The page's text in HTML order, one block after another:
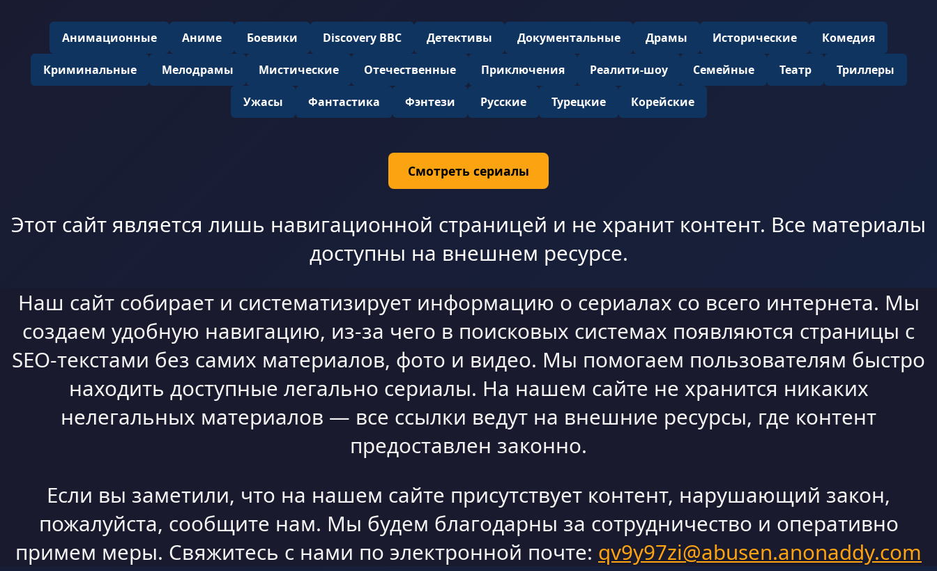
Анимационные Аниме Боевики Discovery BBC Детективы Документальные Драмы Исторические Комедия
Криминальные Мелодрамы Мистические Отечественные Приключения Реалити-шоу Семейные Театр Триллеры
Ужасы Фантастика Фэнтези Русские Турецкие Корейские
Смотреть сериалы
Этот сайт является лишь навигационной страницей и не хранит контент. Все материалы
доступны на внешнем ресурсе.
Наш сайт собирает и систематизирует информацию о сериалах со всего интернета. Мы
создаем удобную навигацию, из-за чего в поисковых системах появляются страницы с
SEO-текстами без самих материалов, фото и видео. Мы помогаем пользователям быстро
находить доступные легально сериалы. На нашем сайте не хранится никаких
нелегальных материалов — все ссылки ведут на внешние ресурсы, где контент
предоставлен законно.
Если вы заметили, что на нашем сайте присутствует контент, нарушающий закон,
пожалуйста, сообщите нам. Мы будем благодарны за сотрудничество и оперативно
примем меры. Свяжитесь с нами по электронной почте: qv9y97zi@abusen.anonaddy.com